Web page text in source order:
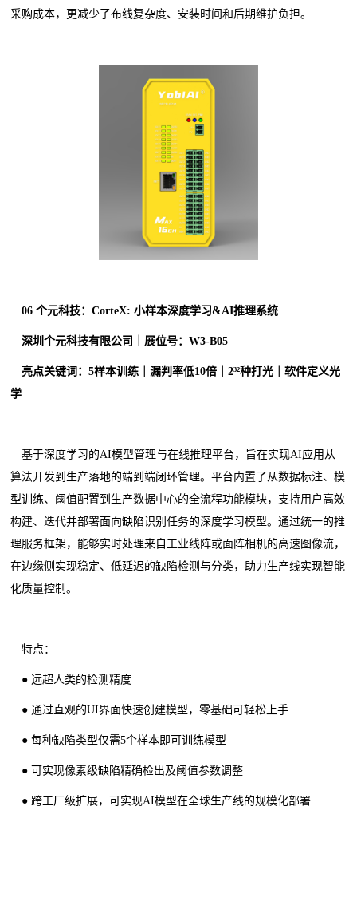
采购成本，更减少了布线复杂度、安装时间和后期维护负担。
06 个元科技：CorteX: 小样本深度学习&AI推理系统
深圳个元科技有限公司｜展位号：W3-B05
亮点关键词：5样本训练｜漏判率低10倍｜2³²种打光｜软件定义光
学
基于深度学习的AI模型管理与在线推理平台，旨在实现AI应用从
算法开发到生产落地的端到端闭环管理。平台内置了从数据标注、模
型训练、阈值配置到生产数据中心的全流程功能模块，支持用户高效
构建、迭代并部署面向缺陷识别任务的深度学习模型。通过统一的推
理服务框架，能够实时处理来自工业线阵或面阵相机的高速图像流，
在边缘侧实现稳定、低延迟的缺陷检测与分类，助力生产线实现智能
化质量控制。
特点：
● 远超人类的检测精度
● 通过直观的UI界面快速创建模型，零基础可轻松上手
● 每种缺陷类型仅需5个样本即可训练模型
● 可实现像素级缺陷精确检出及阈值参数调整
● 跨工厂级扩展，可实现AI模型在全球生产线的规模化部署